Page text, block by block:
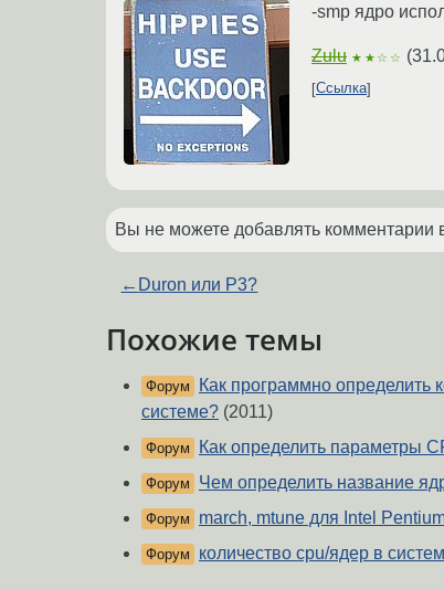
-smp ядро
Zulu ★★☆☆ (
Ссылка
Вы не можете добавлять комментарии
← Duron или P3?
Похожие темы
Форум
Как программно определить
системе? (2011)
Форум Как определить параметры
Форум Чем определить название
Форум march, mtune для Intel
Форум количество cpu/ядер в